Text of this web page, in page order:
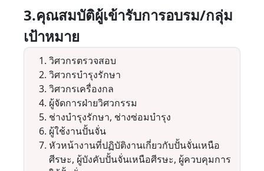
3.คุณสมบัติผู้เข้ารับการอบรม/กลุ่ม
เป้าหมาย
วิศวกรตรวจสอบ
วิศวกรบำรุงรักษา
วิศวกรเครื่องกล
ผู้จัดการฝ่ายวิศวกรรม
ช่างบำรุงรักษา, ช่างซ่อมบำรุง
ผู้ใช้งานปั้นจั่น
หัวหน้างานที่ปฏิบัติงานเกี่ยวกับปั้นจั่นเหนือ
ศีรษะ, ผู้บังคับปั้นจั่นเหนือศีรษะ, ผู้ควบคุมการ